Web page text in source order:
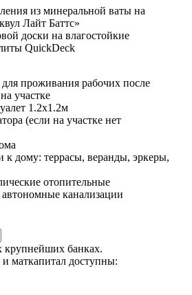
из минеральной ваты на
Лайт Баттс»
доски на влагостойкие
QuickDeck
проживания рабочих после
участке
1.2х1.2м
(если на участке нет
к дому: террасы, веранды, эркеры,
отопительные
канализации
крупнейших банках.
и маткапитал доступны: